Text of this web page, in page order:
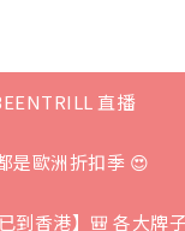
直播
是歐洲折扣季 😍
已到香港】🎒 各大牌